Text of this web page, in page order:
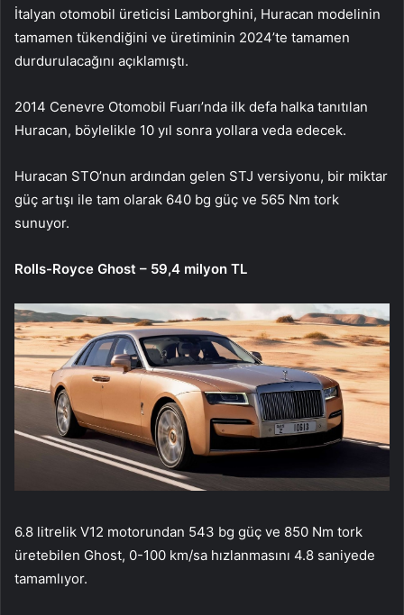
İtalyan otomobil üreticisi Lamborghini, Huracan modelinin
tamamen tükendiğini ve üretiminin 2024’te tamamen
durdurulacağını açıklamıştı.
2014 Cenevre Otomobil Fuarı’nda ilk defa halka tanıtılan
Huracan, böylelikle 10 yıl sonra yollara veda edecek.
Huracan STO’nun ardından gelen STJ versiyonu, bir miktar
güç artışı ile tam olarak 640 bg güç ve 565 Nm tork
sunuyor.
Rolls-Royce Ghost – 59,4 milyon TL
6.8 litrelik V12 motorundan 543 bg güç ve 850 Nm tork
üretebilen Ghost, 0-100 km/sa hızlanmasını 4.8 saniyede
tamamlıyor.